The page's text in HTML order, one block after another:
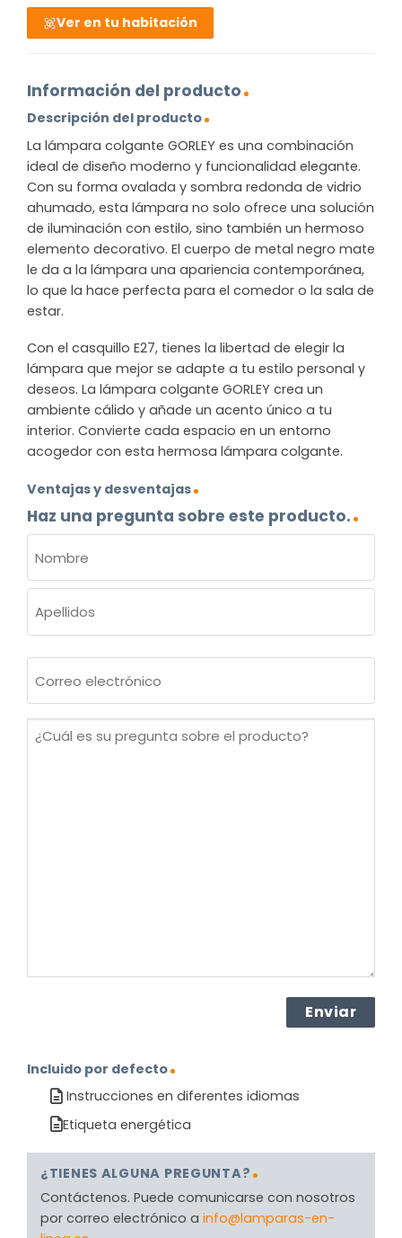
Ver en tu habitación
Información del producto
Descripción del producto
La lámpara colgante GORLEY es una combinación
ideal de diseño moderno y funcionalidad elegante.
Con su forma ovalada y sombra redonda de vidrio
ahumado, esta lámpara no solo ofrece una solución
de iluminación con estilo, sino también un hermoso
elemento decorativo. El cuerpo de metal negro mate
le da a la lámpara una apariencia contemporánea,
lo que la hace perfecta para el comedor o la sala de
estar.
Con el casquillo E27, tienes la libertad de elegir la
lámpara que mejor se adapte a tu estilo personal y
deseos. La lámpara colgante GORLEY crea un
ambiente cálido y añade un acento único a tu
interior. Convierte cada espacio en un entorno
acogedor con esta hermosa lámpara colgante.
Ventajas y desventajas
Haz una pregunta sobre este producto.
(OBLIGATORIO)
Nombre
electrónico
¿Cuál
Incluido por defecto
Instrucciones en diferentes idiomas
Etiqueta energética
¿TIENES ALGUNA PREGUNTA?
Contáctenos. Puede comunicarse con nosotros
por correo electrónico a info@lamparas-en-